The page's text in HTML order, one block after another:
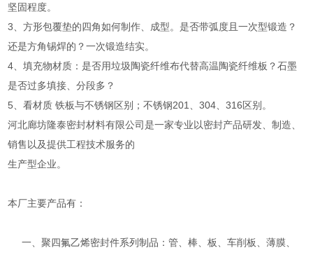
坚固程度。
3、方形包覆垫的四角如何制作、成型。是否带弧度且一次型锻造？
还是方角锡焊的？一次锻造结实。
4、填充物材质：是否用垃圾陶瓷纤维布代替高温陶瓷纤维板？石墨
是否过多填接、分段多？
5、看材质 铁板与不锈钢区别；不锈钢201、304、316区别。
河北廊坊隆泰密封材料有限公司是一家专业以密封产品研发、制造、
销售以及提供工程技术服务的
生产型企业。
本厂主要产品有：
一、聚四氟乙烯密封件系列制品：管、棒、板、车削板、薄膜、